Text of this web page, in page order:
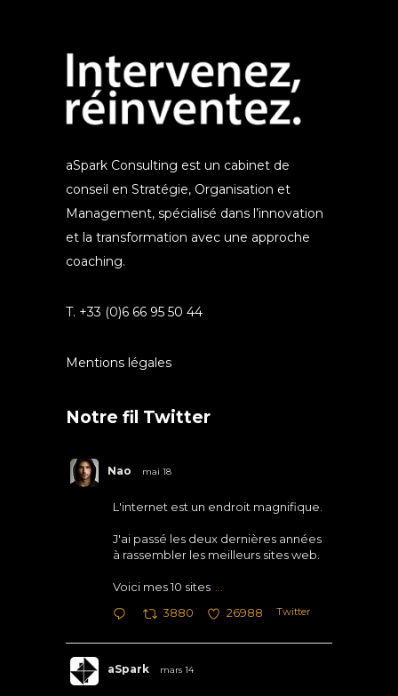
aSpark Consulting est un cabinet de
conseil en Stratégie, Organisation et
Management, spécialisé dans l’innovation
et la transformation avec une approche
coaching.
T. +33 (0)6 66 95 50 44
Mentions légales
Notre fil Twitter
Nao mai 18
L'internet est un endroit magnifique.
J'ai passé les deux dernières années
à rassembler les meilleurs sites web.
Voici mes 10 sites
3880 26988 Twitter
aSpark mars 14